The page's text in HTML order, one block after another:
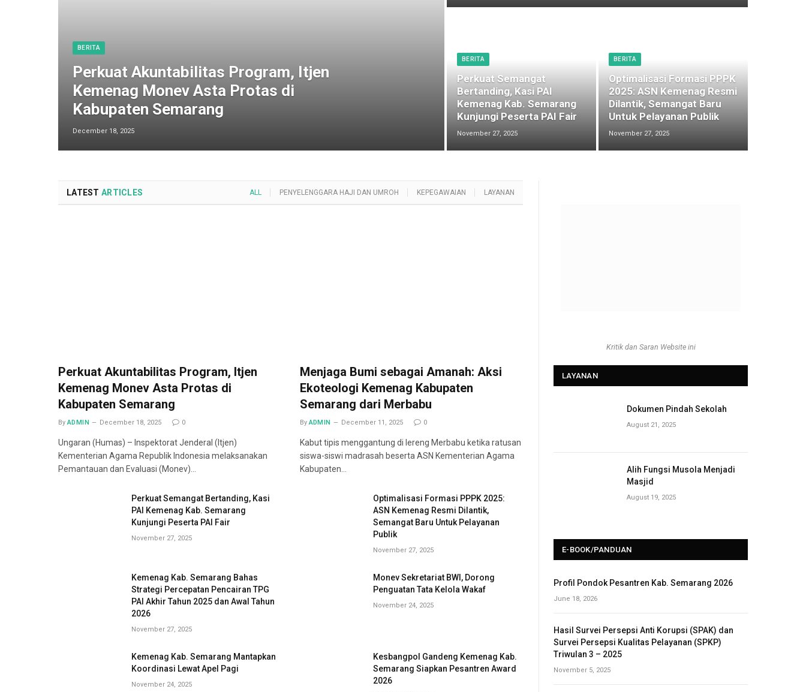
BERITA
Perkuat Akuntabilitas Program, Itjen
Kemenag Monev Asta Protas di
Kabupaten Semarang
December 18, 2025
BERITA
Perkuat Semangat
Bertanding, Kasi PAI
Kemenag Kab. Semarang
Kunjungi Peserta PAI Fair
November 27, 2025
BERITA
Optimalisasi Formasi PPPK
2025: ASN Kemenag Resmi
Dilantik, Semangat Baru
Untuk Pelayanan Publik
November 27, 2025
LATEST ARTICLES ALL PENYELENGGARA HAJI DAN UMROH KEPEGAWAIAN LAYANAN
Perkuat Akuntabilitas Program, Itjen
Kemenag Monev Asta Protas di
Kabupaten Semarang
By ADMIN December 18, 2025 0
Ungaran (Humas) – Inspektorat Jenderal (Itjen)
Kementerian Agama Republik Indonesia melaksanakan
Pemantauan dan Evaluasi (Monev)…
Menjaga Bumi sebagai Amanah: Aksi
Ekoteologi Kemenag Kabupaten
Semarang dari Merbabu
By ADMIN December 11, 2025 0
Kabut tipis menggantung di lereng Merbabu ketika ratusan
siswa-siswi madrasah beserta ASN Kementerian Agama
Kabupaten…
Perkuat Semangat Bertanding, Kasi
PAI Kemenag Kab. Semarang
Kunjungi Peserta PAI Fair
November 27, 2025
Optimalisasi Formasi PPPK 2025:
ASN Kemenag Resmi Dilantik,
Semangat Baru Untuk Pelayanan
Publik
November 27, 2025
Kemenag Kab. Semarang Bahas
Strategi Percepatan Pencairan TPG
PAI Akhir Tahun 2025 dan Awal Tahun
2026
November 27, 2025
Monev Sekretariat BWI, Dorong
Penguatan Tata Kelola Wakaf
November 24, 2025
Kemenag Kab. Semarang Mantapkan
Koordinasi Lewat Apel Pagi
November 24, 2025
Kesbangpol Gandeng Kemenag Kab.
Semarang Siapkan Pesantren Award
2026
Kritik dan Saran Website ini
LAYANAN
Dokumen Pindah Sekolah
August 21, 2025
Alih Fungsi Musola Menjadi
Masjid
August 19, 2025
E-BOOK/PANDUAN
Profil Pondok Pesantren Kab. Semarang 2026
June 18, 2026
Hasil Survei Persepsi Anti Korupsi (SPAK) dan
Survei Persepsi Kualitas Pelayanan (SPKP)
Triwulan 3 – 2025
November 5, 2025